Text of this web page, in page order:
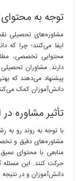
توجه به
مشاوره‌های تحصیلی
ایفا می‌کنند؛ چرا که
محتوایی تخصصی،
دارند. مشاوران
پیشنهاد می‌دهند که
دانش‌آموزان کمک
تأثیر مشاوره
با توجه به روند رو
مشاوره‌های دقیق و
منابعی با محتوای
حرکت کنند. این مسئله
دانش‌آموزان و در